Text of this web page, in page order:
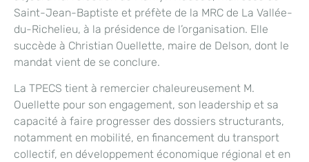
Saint-Jean-Baptiste et préfète de la MRC de La Vallée-
du-Richelieu, à la présidence de l’organisation. Elle
succède à Christian Ouellette, maire de Delson, dont le
mandat vient de se conclure.
La TPECS tient à remercier chaleureusement M.
Ouellette pour son engagement, son leadership et sa
capacité à faire progresser des dossiers structurants,
notamment en mobilité, en financement du transport
collectif, en développement économique régional et en